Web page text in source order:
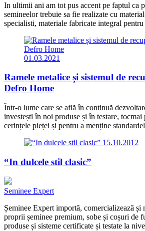
In ultimii ani am tot pus accent pe faptul ca
semineelor trebuie sa fie realizate cu
specialisti, materiale fabricate integral pentru
01.03.2021
Ramele metalice și sistemul de
Defro Home
Într-o lume care se află în continuă
investești în noi produse și în testare, tocmai
cerințele pieței și pentru a menține
15.10.2012
“In dulcele stil clasic”
Seminee Expert
Șeminee Expert importă, comercializează și
proprii șeminee premium, sobe și coșuri de
produse și sisteme certificate și testate la